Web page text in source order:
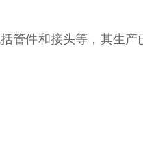
管件和接头等，其生